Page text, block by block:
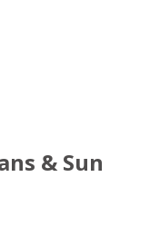
& Sun